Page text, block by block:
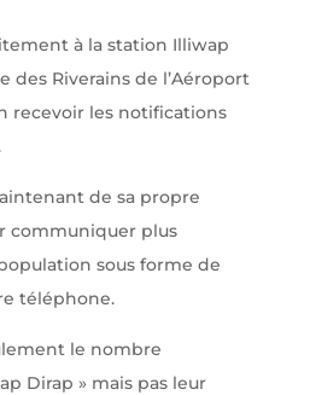
à la station Illiwap
des Riverains de l’Aéroport
recevoir les notifications
de sa propre
communiquer plus
sous forme de
téléphone.
le nombre
Dirap » mais pas leur